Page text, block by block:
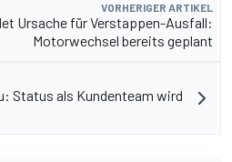
VORHERIGER ARTIKEL
Ursache für Verstappen-Ausfall:
Motorwechsel bereits geplant
Status als Kundenteam wird